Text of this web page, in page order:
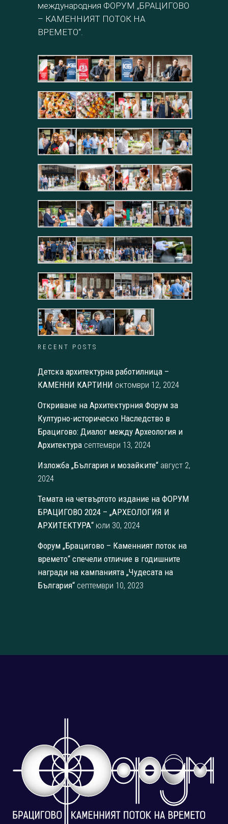
международния ФОРУМ „БРАЦИГОВО
– КАМЕННИЯТ ПОТОК НА
ВРЕМЕТО“.
RECENT POSTS
Детска архитектурна работилница –
КАМЕННИ КАРТИНИ октомври 12, 2024
Откриване на Архитектурния Форум за
Културно-историческо Наследство в
Брацигово: Диалог между Археология и
Архитектура септември 13, 2024
Изложба „България и мозайките“ август 2,
2024
Темата на четвъртото издание на ФОРУМ
БРАЦИГОВО 2024 – „АРХЕОЛОГИЯ И
АРХИТЕКТУРА“ юли 30, 2024
Форум „Брацигово – Каменният поток на
времето“ спечели отличие в годишните
награди на кампанията „Чудесата на
България“ септември 10, 2023